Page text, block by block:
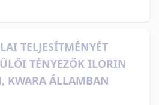
TELJESÍTMÉNYÉT
TÉNYEZŐK ILORIN
KWARA ÁLLAMBAN